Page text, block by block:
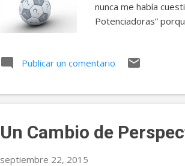
nunca me había
Potenciadoras”
concreta, le sugiero
http://
respuestas para
Publicar un comentario
Un Cambio de
septiembre 22, 2015